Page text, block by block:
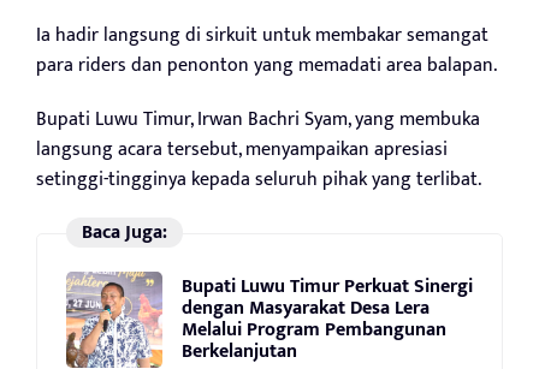
Ia hadir langsung di sirkuit untuk membakar semangat
para riders dan penonton yang memadati area balapan.
Bupati Luwu Timur, Irwan Bachri Syam, yang membuka
langsung acara tersebut, menyampaikan apresiasi
setinggi-tingginya kepada seluruh pihak yang terlibat.
Baca Juga:
Bupati Luwu Timur Perkuat Sinergi
dengan Masyarakat Desa Lera
Melalui Program Pembangunan
Berkelanjutan